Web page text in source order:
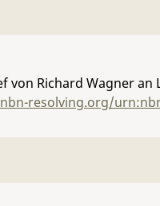
von Richard Wagner
resolving.org/